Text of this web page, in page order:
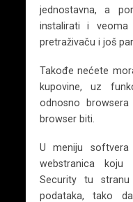
jednostavna, a
instalirati i
pretraživaču i još
Takođe nećete
kupovine, uz
odnosno
browser biti.
U meniju
webstranica
Security tu
podataka, tako